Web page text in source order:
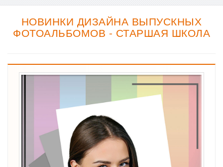
НОВИНКИ ДИЗАЙНА ВЫПУСКНЫХ
ФОТОАЛЬБОМОВ - СТАРШАЯ ШКОЛА